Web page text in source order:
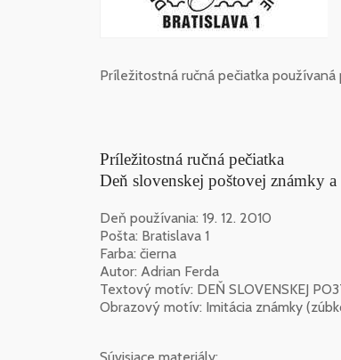
Príležitostná ručná pečiatka
Príležitostná ručná pečiatka
Deň slovenskej poštovej známky a
Deň používania: 19. 12. 2010
Pošta: Bratislava 1
Farba: čierna
Autor: Adrian Ferda
Textový motív: DEŇ SLOVENSKEJ
Obrazový motív: Imitácia známky